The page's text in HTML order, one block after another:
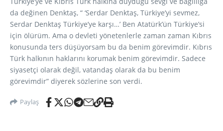
da değinen Denktaş, “ ‘Serdar Denktaş, Türkiye’yi sevmez,
Serdar Denktaş Türkiye’ye karşı…’ Ben Atatürk’ün Türkiye’si
için ölürüm. Ama o devleti yönetenlerle zaman zaman Kıbrıs
konusunda ters düşüyorsam bu da benim görevimdir. Kıbrıs
Türk halkının haklarını korumak benim görevimdir. Sadece
siyasetçi olarak değil, vatandaş olarak da bu benim
görevimdir” diyerek sözlerine son verdi.
Paylaş